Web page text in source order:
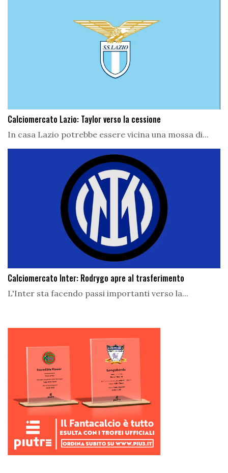
Calciomercato Lazio: Taylor verso la cessione
In casa Lazio potrebbe essere vicina una mossa di...
Calciomercato Inter: Rodrygo apre al trasferimento
L'Inter sta facendo passi importanti verso la...